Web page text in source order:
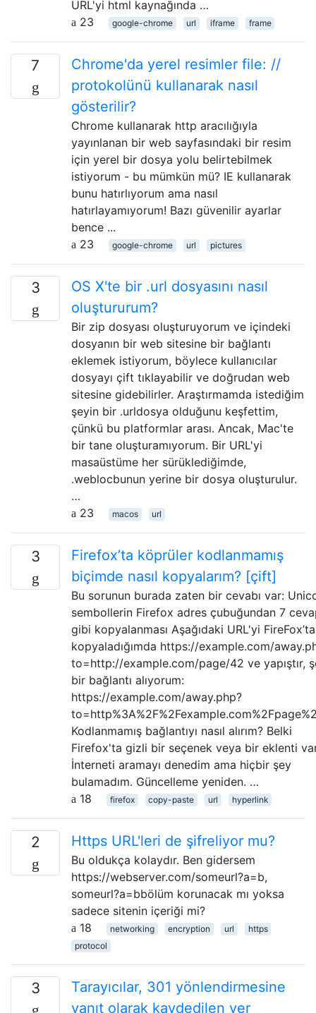
URL'yi html kaynağında …
23
google-chrome url iframe frame
7
Chrome'da yerel resimler file: //
protokolünü kullanarak nasıl
gösterilir?
Chrome kullanarak http aracılığıyla
yayınlanan bir web sayfasındaki bir resim
için yerel bir dosya yolu belirtebilmek
istiyorum - bu mümkün mü? IE kullanarak
bunu hatırlıyorum ama nasıl
hatırlayamıyorum! Bazı güvenilir ayarlar
bence ...
23
google-chrome url pictures
3
OS X'te bir .url dosyasını nasıl
oluştururum?
Bir zip dosyası oluşturuyorum ve içindeki
dosyanın bir web sitesine bir bağlantı
eklemek istiyorum, böylece kullanıcılar
dosyayı çift tıklayabilir ve doğrudan web
sitesine gidebilirler. Araştırmamda istediğim
şeyin bir .urldosya olduğunu keşfettim,
çünkü bu platformlar arası. Ancak, Mac'te
bir tane oluşturamıyorum. Bir URL'yi
masaüstüme her sürüklediğimde,
.weblocbunun yerine bir dosya oluşturulur.
…
23
macos url
3
Firefox’ta köprüler kodlanmamış
biçimde nasıl kopyalarım? [çift]
Bu sorunun burada zaten bir cevabı var:
sembollerin Firefox adres çubuğundan 7
gibi kopyalanması Aşağıdaki URL'yi
kopyaladığımda https://example.com/
to=http://example.com/page/42 ve yapıştır,
bir bağlantı alıyorum:
https://example.com/away.php?
Kodlanmamış bağlantıyı nasıl alırım? Belki
Firefox'ta gizli bir seçenek veya bir eklenti
İnterneti aramayı denedim ama hiçbir şey
bulamadım. Güncelleme yeniden. …
18
firefox copy-paste url hyperlink
2 Https URL'leri de şifreliyor mu?
Bu oldukça kolaydır. Ben gidersem
https://webserver.com/someurl?a=b,
someurl?a=bbölüm korunacak mı yoksa
sadece sitenin içeriği mi?
18
networking encryption url
https
protocol
3
Tarayıcılar, 301 yönlendirmesine
yanıt olarak kaydedilen yer